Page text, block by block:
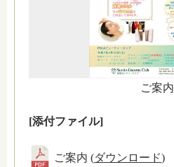
ご案内
[添付ファイル]
ご案内 (ダウンロード)